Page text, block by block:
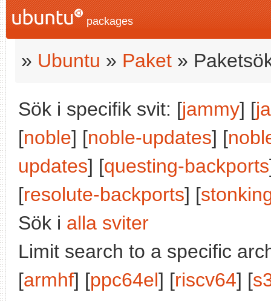
packages
» Ubuntu » Paket »
Sök i specifik svit: [jammy] [
[noble] [noble-updates] [
updates] [questing-backports
[resolute-backports] [
Sök i alla sviter
Limit search to a specific
[armhf] [ppc64el] [riscv64] [